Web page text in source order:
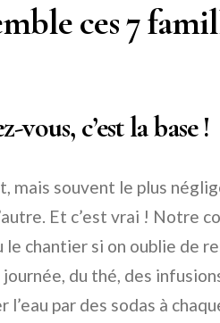
ces 7
vous, c’est la base !
mais souvent le plus
Et c’est vrai ! Notre
le chantier si on oublie de
journée, du thé, des
par des sodas à